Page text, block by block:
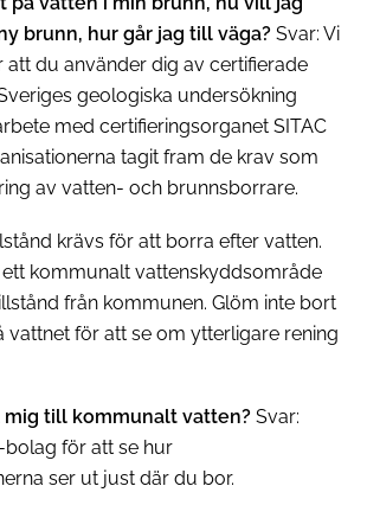
brunn, hur går jag till väga? Svar: Vi
att du använder dig av certifierade
geologiska undersökning
med certifieringsorganet SITAC
tagit fram de krav som
av vatten- och brunnsborrare.
krävs för att borra efter vatten.
kommunalt vattenskyddsområde
från kommunen. Glöm inte bort
vattnet för att se om ytterligare rening
mig till kommunalt vatten? Svar:
bolag för att se hur
ser ut just där du bor.